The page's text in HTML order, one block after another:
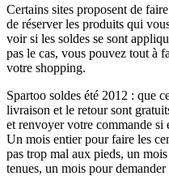
Certains sites proposent de
de réserver les produits qui
voir si les soldes se sont
pas le cas, vous pouvez tout à
votre shopping.
Spartoo soldes été 2012 : que
livraison et le retour sont
et renvoyer votre commande si
Un mois entier pour faire les
pas trop mal aux pieds, un
tenues, un mois pour